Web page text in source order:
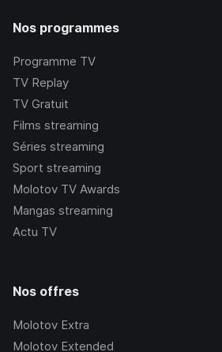
Nos programmes
Programme TV
TV Replay
TV Gratuit
Films streaming
Séries streaming
Sport streaming
Molotov TV Awards
Mangas streaming
Actu TV
Nos offres
Molotov Extra
Molotov Extended